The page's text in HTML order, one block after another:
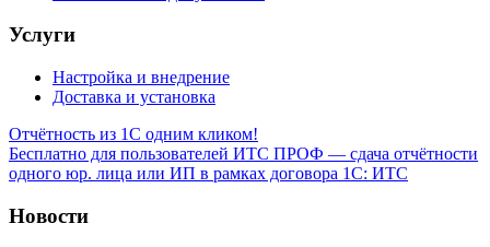
Услуги
Настройка и внедрение
Доставка и установка
Отчётность из 1С одним кликом!
Бесплатно для пользователей ИТС ПРОФ — сдача отчётности
одного юр. лица или ИП в рамках договора 1С: ИТС
Новости